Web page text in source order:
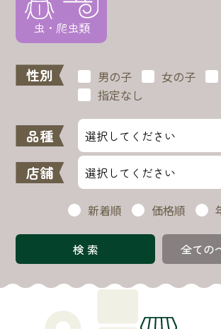
虫・爬虫類
性別 男の子 女の子
指定なし
品種
店舗
新着順 価格順
全ての